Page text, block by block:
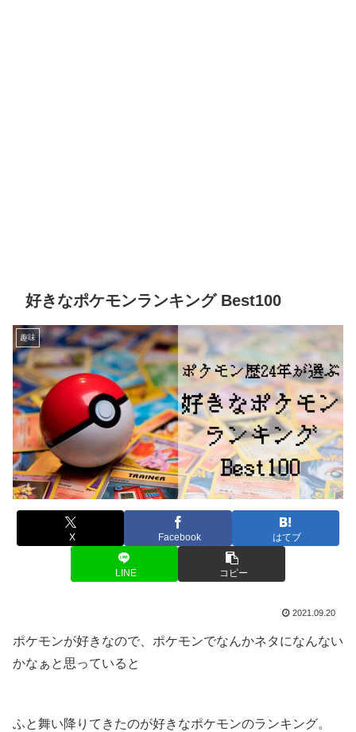
好きなポケモンランキング Best100
趣味
X Facebook はてブ
LINE コピー
2021.09.20
ポケモンが好きなので、ポケモンでなんかネタになんない
かなぁと思っていると
ふと舞い降りてきたのが好きなポケモンのランキング。